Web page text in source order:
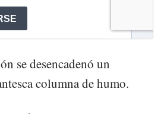
se desencadenó un
columna de humo.